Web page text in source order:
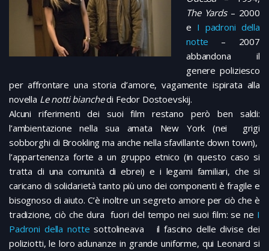
The Yards– 2000
e I padroni della
notte – 2007
abbandona il
genere poliziesco
per affrontare una storia d’amore, vagamente ispirata alla
novella Le notti bianchedi Fedor Dostoevskij.
Alcuni riferimenti dei suoi film restano però ben saldi:
l’ambientazione nella sua amata New York (nei grigi
sobborghi di Brookling ma anche nella sfavillante down town),
l’appartenenza forte a un gruppo etnico (in questo caso si
tratta di una comunità di ebrei) e i legami familiari, che si
caricano di solidarietà tanto più uno dei componenti è fragile e
bisognoso di aiuto. C’è inoltre un segreto amore per ciò che è
tradizione, ciò che dura fuori del tempo nei suoi film: se ne I
Padroni della notte sottolineava il fascino delle divise dei
poliziotti, le loro adunanze in grande uniforme, qui Leonard si